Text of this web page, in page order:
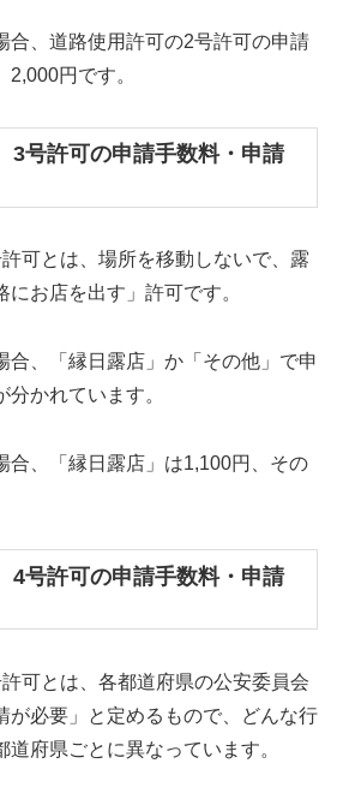
、道路使用許可の2号許可の申請
円です。
3号許可の申請手数料・申請
可とは、場所を移動しないで、露
お店を出す」許可です。
、「縁日露店」か「その他」で申
かれています。
、「縁日露店」は1,100円、その
4号許可の申請手数料・申請
可とは、各都道府県の公安委員会
が必要」と定めるもので、どんな行
府県ごとに異なっています。